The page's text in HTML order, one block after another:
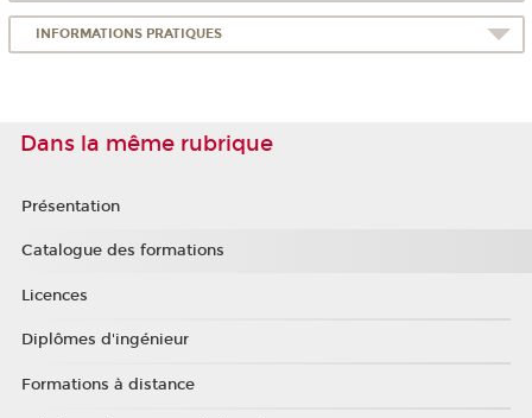
INFORMATIONS PRATIQUES
Dans la même rubrique
Présentation
Catalogue des formations
Licences
Diplômes d'ingénieur
Formations à distance